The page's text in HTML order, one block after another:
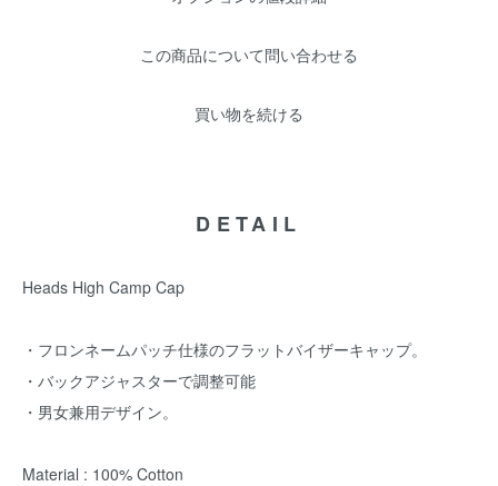
この商品について問い合わせる
買い物を続ける
DETAIL
Heads High Camp Cap
・フロンネームパッチ仕様のフラットバイザーキャップ。
・バックアジャスターで調整可能
・男女兼用デザイン。
Material : 100% Cotton